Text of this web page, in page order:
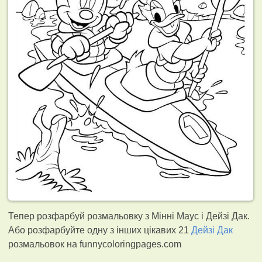
Тепер розфарбуй розмальовку з Мінні Маус і Дейзі Дак.
Або розфарбуйте одну з інших цікавих 21Дейзі Дак
розмальовок на funnycoloringpages.com